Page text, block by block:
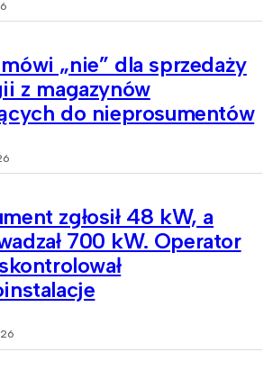
„nie” dla sprzedaży
z magazynów
do nieprosumentów
zgłosił 48 kW, a
700 kW. Operator